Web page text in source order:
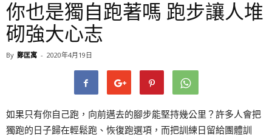
你也是獨自跑著嗎 跑步讓人堆
砌強大心志
By 鄭匡寓 - 2020年4月19日
如果只有你自己跑，向前邁去的腳步能堅持幾公里？許多人會把
獨跑的日子歸在輕鬆跑、恢復跑選項，而把訓練日留給團體訓